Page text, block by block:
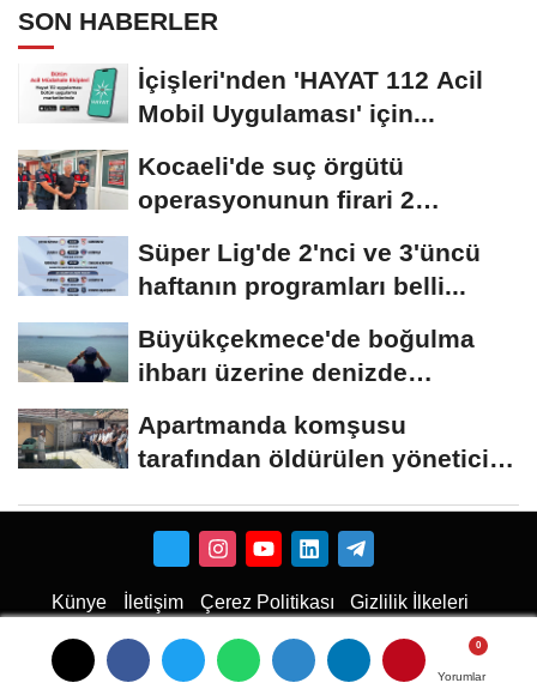
Yorumlar
Yorumlar
Yorumlar
SON HABERLER
İçişleri'nden 'HAYAT 112 Acil
Mobil Uygulaması' için...
Kocaeli'de suç örgütü
operasyonunun firari 2
Süper Lig'de 2'nci ve 3'üncü
haftanın programları belli...
Büyükçekmece'de boğulma
ihbarı üzerine denizde
Apartmanda komşusu
tarafından öldürülen yönetici
Künye İletişim Çerez Politikası Gizlilik İlkeleri
Karaman Haber Haber Karaman Haber Karaman Web Tasarım Hukuki Haber
Karaman
Emlak
Karaman Çiçekci